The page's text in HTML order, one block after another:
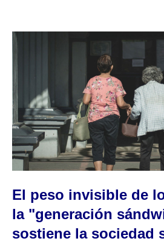
El peso invisible de
la "generación
sostiene la sociedad